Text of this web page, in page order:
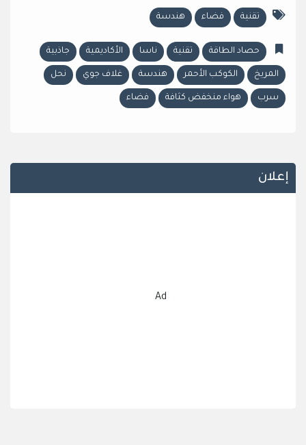
تقنية فضاء هندسة
حصاد الطاقة تقنية ناسا الأكاديمية جاذبية
المريخ الكوكب الأحمر هندسة غلاف جوي نحل
سرب هواء منخفض كثافة فضاء
إعلان
Ad